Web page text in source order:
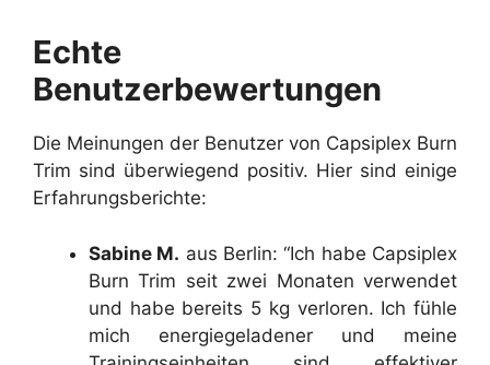
Echte
Benutzerbewertungen
Die Meinungen der Benutzer von Capsiplex Burn
Trim sind überwiegend positiv. Hier sind einige
Erfahrungsberichte:
Sabine M. aus Berlin: “Ich habe Capsiplex
Burn Trim seit zwei Monaten verwendet
und habe bereits 5 kg verloren. Ich fühle
mich energiegeladener und meine